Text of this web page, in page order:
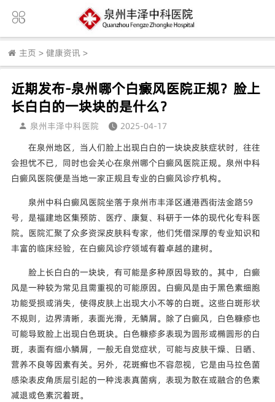
主页 > 健康资讯 >
近期发布-泉州哪个白癜风医院正规？脸上
长白白的一块块的是什么？
泉州丰泽中科医院
2025-04-17
在泉州地区，当人们脸上出现白白的一块块皮肤症状时，往往
会担忧不已，同时也会关心在泉州哪个白癜风医院正规。泉州中科
白癜风医院便是当地一家正规且专业的白癜风诊疗机构。
泉州中科白癜风医院坐落于泉州市丰泽区通港西街法金路59
号，是福建地区集预防、医疗、康复、科研于一体的现代化专科医
院。医院汇聚了众多资深皮肤科专家，他们凭借深厚的专业知识和
丰富的临床经验，在白癜风诊疗领域有着卓越的建树。
脸上长白白的一块块，有可能是多种原因导致的。其中，白癜
风是一种较为常见且需重视的可能原因。白癜风是由于黑色素细胞
功能受损或消失，使得皮肤上出现大小不等的白斑。这些白斑形状
不规则，边界清晰，表面光滑，无鳞屑。除了白癜风，白色糠疹也
可能导致脸上出现白色斑块。白色糠疹多表现为圆形或椭圆形的白
斑，表面有细小鳞屑，一般无自觉症状，可能与皮肤干燥、日晒、
营养不良等因素有关。另外，花斑癣也不容忽视，它是由马拉色菌
感染表皮角质层引起的一种浅表真菌病，表现为散在或融合的色素
减退或色素沉着斑。